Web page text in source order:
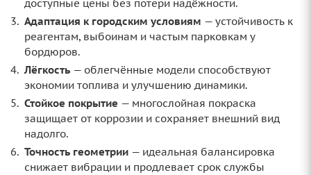
доступные цены без потери надёжности.
Адаптация к городским условиям — устойчивость к
реагентам, выбоинам и частым парковкам у
бордюров.
Лёгкость — облегчённые модели способствуют
экономии топлива и улучшению динамики.
Стойкое покрытие — многослойная покраска
защищает от коррозии и сохраняет внешний вид
надолго.
Точность геометрии — идеальная балансировка
снижает вибрации и продлевает срок службы